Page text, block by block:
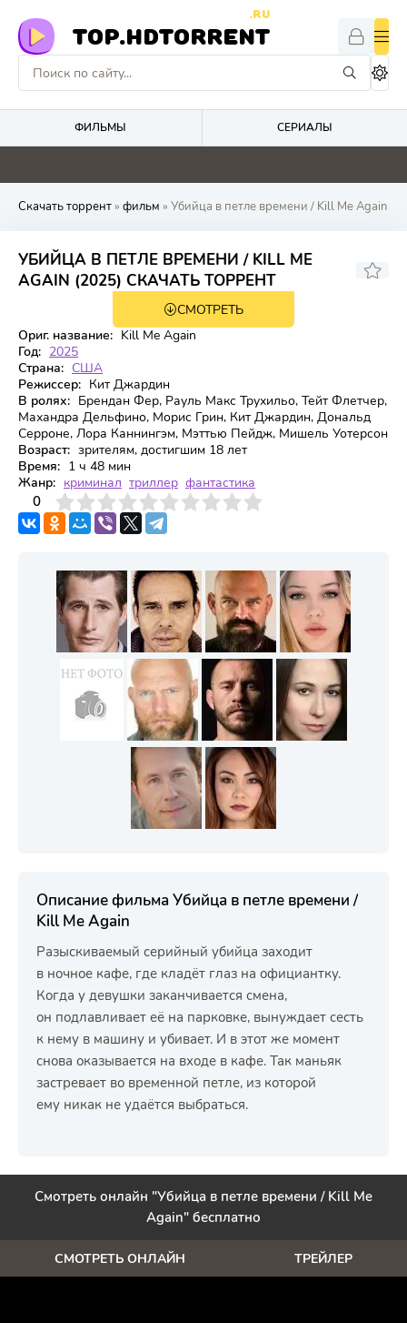
TOP.HDTORRENT
.RU
ФИЛЬМЫ СЕРИАЛЫ
4.1 0 0 0
Скачать торрент» фильм » Убийца в петле времени / Kill Me Again
УБИЙЦА В ПЕТЛЕ ВРЕМЕНИ / KILL ME
AGAIN (2025) СКАЧАТЬ ТОРРЕНТ
5.96 5.7
СМОТРЕТЬ
Ориг. название: Kill Me Again
Год: 2025
Страна: США
Режиссер: Кит Джардин
В ролях: Брендан Фер, Рауль Макс Трухильо, Тейт Флетчер,
Махандра Дельфино, Морис Грин, Кит Джардин, Дональд
Серроне, Лора Каннингэм, Мэттью Пейдж, Мишель Уотерсон
Возраст: зрителям, достигшим 18 лет
Время: 1 ч 48 мин
Жанр: криминал триллер фантастика
0
4 6 7 8 9 10
Описание фильма Убийца в петле времени /
Kill Me Again
Разыскиваемый серийный убийца заходит
в ночное кафе, где кладёт глаз на официантку.
Когда у девушки заканчивается смена,
он подлавливает её на парковке, вынуждает сесть
к нему в машину и убивает. И в этот же момент
снова оказывается на входе в кафе. Так маньяк
застревает во временной петле, из которой
ему никак не удаётся выбраться.
Смотреть онлайн "Убийца в петле времени / Kill Me
Again" бесплатно
СМОТРЕТЬ ОНЛАЙН ТРЕЙЛЕР